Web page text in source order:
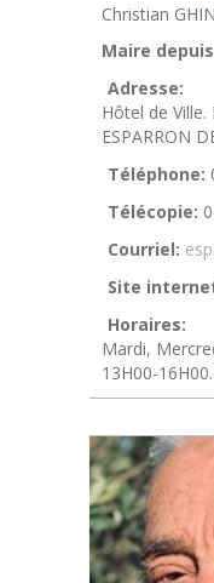
Christian
Maire
Adresse:
Hôtel de Ville.
ESPARRON
Téléphone:
Télécopie:
Courriel:
Site
Horaires:
Mardi,
13H00-